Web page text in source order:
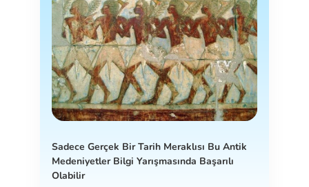
Sadece Gerçek Bir Tarih Meraklısı Bu Antik
Medeniyetler Bilgi Yarışmasında Başarılı
Olabilir